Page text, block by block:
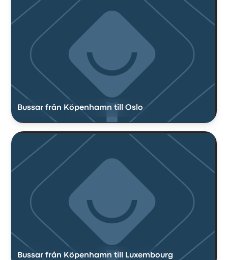
Bussar från Köpenhamn till Oslo
Bussar från Köpenhamn till Luxembourg